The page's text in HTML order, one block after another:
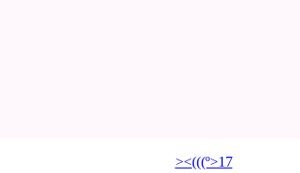
><(((º>17